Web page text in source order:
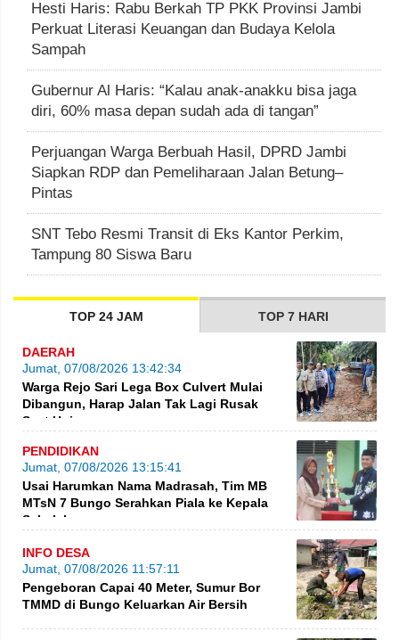
Hesti Haris: Rabu Berkah TP PKK Provinsi Jambi
Perkuat Literasi Keuangan dan Budaya Kelola
Sampah
Gubernur Al Haris: “Kalau anak-anakku bisa jaga
diri, 60% masa depan sudah ada di tangan”
Perjuangan Warga Berbuah Hasil, DPRD Jambi
Siapkan RDP dan Pemeliharaan Jalan Betung–
Pintas
SNT Tebo Resmi Transit di Eks Kantor Perkim,
Tampung 80 Siswa Baru
TOP 24 JAM TOP 7 HARI
DAERAH
Jumat, 07/08/2026 13:42:34
Warga Rejo Sari Lega Box Culvert Mulai
Dibangun, Harap Jalan Tak Lagi Rusak
Saat Hujan
PENDIDIKAN
Jumat, 07/08/2026 13:15:41
Usai Harumkan Nama Madrasah, Tim MB
MTsN 7 Bungo Serahkan Piala ke Kepala
Sekolah
INFO DESA
Jumat, 07/08/2026 11:57:11
Pengeboran Capai 40 Meter, Sumur Bor
TMMD di Bungo Keluarkan Air Bersih